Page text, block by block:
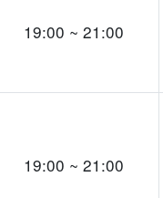
19:00 ~ 21:00
19:00 ~ 21:00